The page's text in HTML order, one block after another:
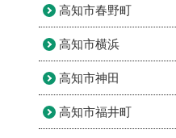
高知市春野町
高知市横浜
高知市神田
高知市福井町